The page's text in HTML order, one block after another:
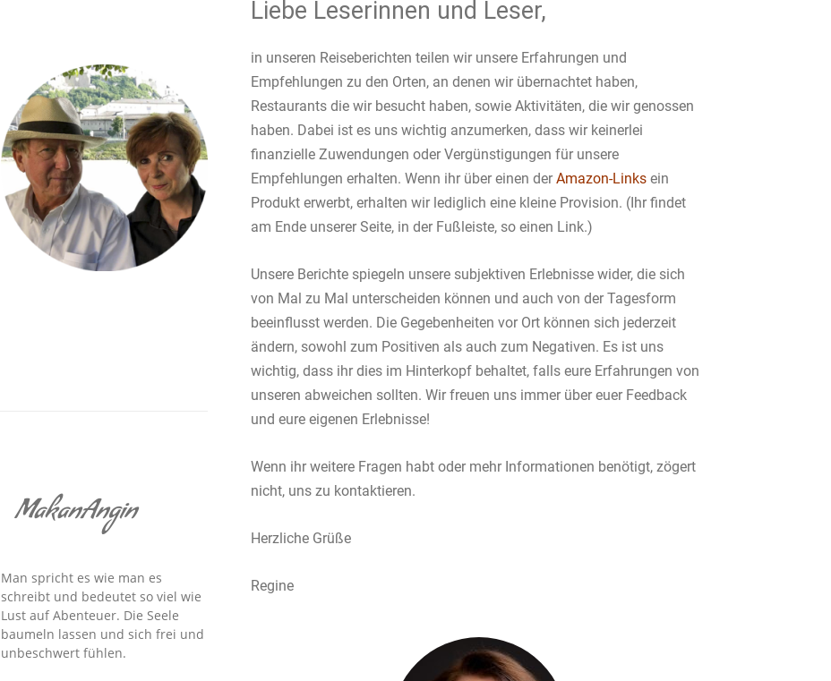
MakanAngin
Man spricht es wie man es
schreibt und bedeutet so viel wie
Lust auf Abenteuer. Die Seele
baumeln lassen und sich frei und
unbeschwert fühlen.
Liebe Leserinnen und Leser,
in unseren Reiseberichten teilen wir unsere Erfahrungen und
Empfehlungen zu den Orten, an denen wir übernachtet haben,
Restaurants die wir besucht haben, sowie Aktivitäten, die wir genossen
haben. Dabei ist es uns wichtig anzumerken, dass wir keinerlei
finanzielle Zuwendungen oder Vergünstigungen für unsere
Empfehlungen erhalten. Wenn ihr über einen der Amazon-Links ein
Produkt erwerbt, erhalten wir lediglich eine kleine Provision. (Ihr findet
am Ende unserer Seite, in der Fußleiste, so einen Link.)
Unsere Berichte spiegeln unsere subjektiven Erlebnisse wider, die sich
von Mal zu Mal unterscheiden können und auch von der Tagesform
beeinflusst werden. Die Gegebenheiten vor Ort können sich jederzeit
ändern, sowohl zum Positiven als auch zum Negativen. Es ist uns
wichtig, dass ihr dies im Hinterkopf behaltet, falls eure Erfahrungen von
unseren abweichen sollten. Wir freuen uns immer über euer Feedback
und eure eigenen Erlebnisse!
Wenn ihr weitere Fragen habt oder mehr Informationen benötigt, zögert
nicht, uns zu kontaktieren.
Herzliche Grüße
Regine